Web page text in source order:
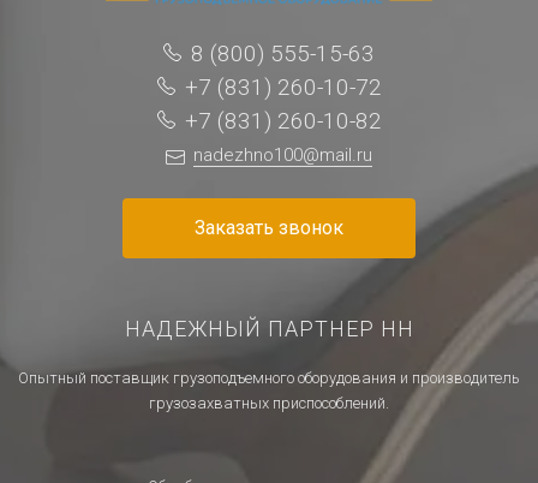
8 (800) 555-15-63
+7 (831) 260-10-72
+7 (831) 260-10-82
nadezhno100@mail.ru
Заказать звонок
НАДЕЖНЫЙ ПАРТНЕР НН
Опытный поставщик грузоподъемного оборудования и производитель
грузозахватных приспособлений.